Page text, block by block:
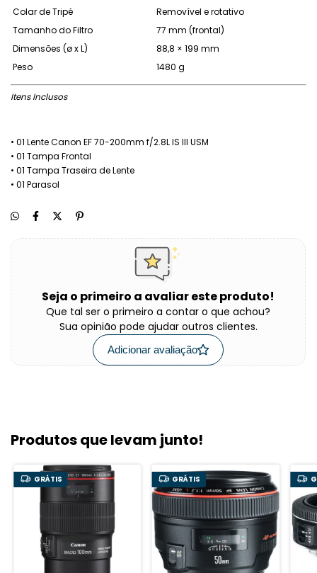
Colar de Tripé
Removível e rotativo
Tamanho do Filtro
77 mm (frontal)
Dimensões (ø x L)
88,8 × 199 mm
Peso
1480 g
Itens Inclusos
•⁠ ⁠01 Lente Canon EF 70-200mm f/2.8L IS III USM
•⁠ ⁠01 Tampa Frontal
•⁠ ⁠01 Tampa Traseira de Lente
•⁠ ⁠01 Parasol
Seja o primeiro a avaliar este produto!
Que tal ser o primeiro a contar o que achou?
Sua opinião pode ajudar outros clientes.
Adicionar avaliação
Produtos que levam junto!
GRÁTIS GRÁTIS